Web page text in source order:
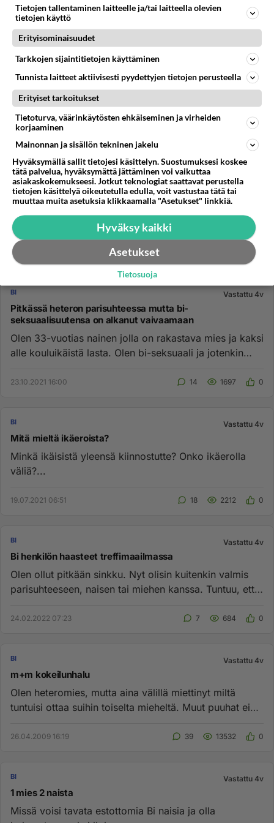
löytyisikö Helsingistä vanhempaa ukkomiestä ,joka
haluaisi imettää kulliaan 50v ukkomiehen kanssa
.Juniorit älkööt vaiva...
23.02.2003 06:30 6 1363 0
BI Vastattu 4v
Pitkässä heteron parisuhteessa mutta bi-
seksuaalisuutensa on alkanut vaivaamaan
Olen 33-vuotias nainen jolla on rakastava mies ja kaksi
alle kouluikäistä lasta. Olen bi-seksuaali ja jotenkin
23.10.2021 16:00 14 1697 0
BI Vastattu 4v
Mitä mieltä ikäeroista?
Minkä ikäisistä yleensä kiinnostutte? Onko ikäerolla
väliä?...
19.07.2021 06:51 18 2212 0
BI Vastattu 4v
Bi henkilön haasteet treffimaailmassa
Olen ollut pitkään sinkku. Nyt olisin kuitenkin valmis
parisuhteeseen, naisen tai miehen kanssa. Tuntuu, että
24.02.2022 07:23 7 684 0
BI Vastattu 4v
m+m kokeilunhalu
Olen heteromies, mutta aina välillä miettinyt miltä
tuntuisi ottaa suihin toiselta mieheltä. Muut puuhat ei
26.04.2009 16:19 39 13532 0
BI Vastattu 4v
1 mies 2 naista
Missä voisi tavata estottomia Bi naisia ja olla
Tietojen tallentaminen laitteelle ja/tai laitteella olevien
tietojen käyttö
Erityisominaisuudet
Tarkkojen sijaintitietojen käyttäminen
Tunnista laitteet aktiivisesti pyydettyjen tietojen perusteella
Erityiset tarkoitukset
Tietoturva, väärinkäytösten ehkäiseminen ja virheiden
korjaaminen
Mainonnan ja sisällön tekninen jakelu
Hyväksymällä sallit tietojesi käsittelyn. Suostumuksesi koskee
tätä palvelua, hyväksymättä jättäminen voi vaikuttaa
asiakaskokemukseesi. Jotkut teknologiat saattavat perustella
tietojen käsittelyä oikeutetulla edulla, voit vastustaa tätä tai
muuttaa muita asetuksia klikkaamalla "Asetukset" linkkiä.
Hyväksy kaikki
Asetukset
Tietosuoja